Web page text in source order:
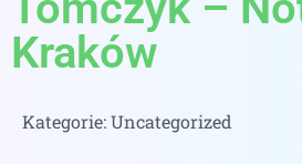
Kraków
Kategorie:Uncategorized